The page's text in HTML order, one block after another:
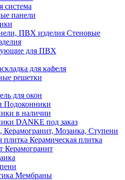
система
панели
Стеновые
для ПВХ
для кафеля
решетки
для окон
Подоконники
в наличии
DANKE под заказ
Керамогранит, Мозаика, Ступени
Керамическая плитка
Керамогранит
Мембраны